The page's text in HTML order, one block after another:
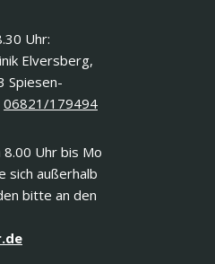
Uhr:
Elversberg,
Spiesen-
06821/179494
8.00 Uhr bis Mo
sich außerhalb
bitte an den